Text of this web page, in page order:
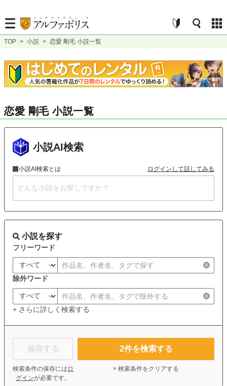
TOP > 小説 > 恋愛 剛毛 小説一覧
恋愛 剛毛 小説一覧
小説AI検索
小説AI検索とは ログインして話してみる
小説を探す
フリーワード
除外ワード
+ さらに詳しく検索する
保存する
検索条件の保存には ロ
グインが必要です。
2件を検索する
× 検索条件をクリアする